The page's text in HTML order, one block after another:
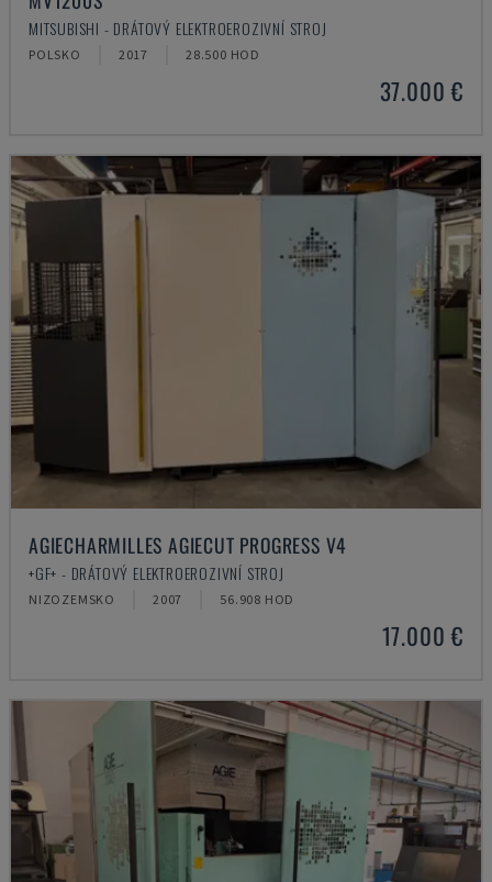
MITSUBISHI - DRÁTOVÝ ELEKTROEROZIVNÍ STROJ
POLSKO 2017 28.500 HOD
37.000 €
AGIECHARMILLES AGIECUT PROGRESS V4
+GF+ - DRÁTOVÝ ELEKTROEROZIVNÍ STROJ
NIZOZEMSKO 2007 56.908 HOD
17.000 €